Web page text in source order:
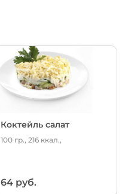
Коктейль салат
100 гр., 216 ккал.,
64 руб.